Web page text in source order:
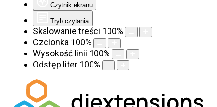
Czytnik ekranu
Tryb czytania
Skalowanie treści 100%
Czcionka 100%
Wysokość linii 100%
Odstęp liter 100%